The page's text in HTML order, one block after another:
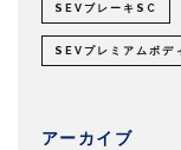
SEVブレーキSC
SEVプレミアムボデ
アーカイブ